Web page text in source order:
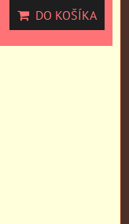
DO KOŠÍKA